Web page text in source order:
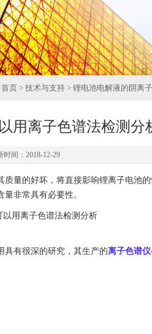
首页 > 技术与支持 > 锂电池电解液的阴离
用离子色谱法检测分
时间：2018-12-29
量的好坏，将直接影响锂离子电池
非常具有必要性。
具有很深的研究，其生产的离子色谱